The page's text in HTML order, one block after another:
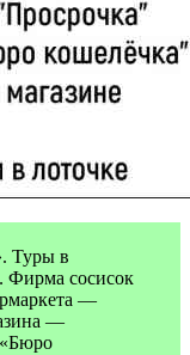
Туры в
сосисок
—
—